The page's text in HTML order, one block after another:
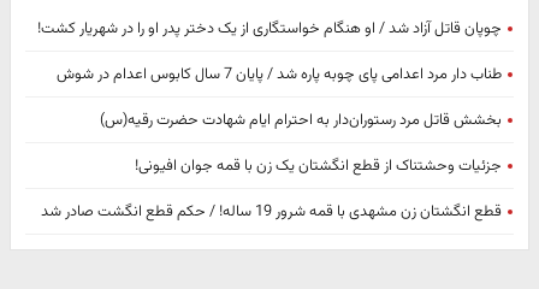
چوپان قاتل آزاد شد / او هنگام خواستگاری از یک دختر پدر او را در شهریار کشت!
طناب دار مرد اعدامی پای چوبه پاره شد / پایان 7 سال کابوس اعدام در شوش
بخشش قاتل مرد رستوران‌دار به احترام ایام شهادت حضرت رقیه(س)
جزئیات وحشتناک از قطع انگشتان یک زن با قمه جوان افیونی!
قطع انگشتان زن مشهدی با قمه شرور 19 ساله! / حکم قطع انگشت صادر شد